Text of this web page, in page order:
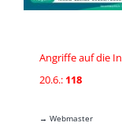
Angriffe auf die
20.6.: 118
→ Webmaster